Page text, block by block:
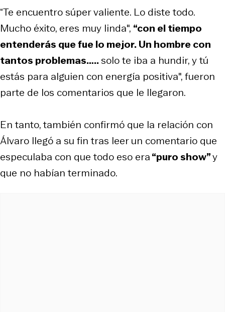
“Te encuentro súper valiente. Lo diste todo.
Mucho éxito, eres muy linda", “con el tiempo
entenderás que fue lo mejor. Un hombre con
tantos problemas…..solo te iba a hundir, y tú
estás para alguien con energía positiva", fueron
parte de los comentarios que le llegaron.
En tanto, también confirmó que la relación con
Álvaro llegó a su fin tras leer un comentario que
especulaba con que todo eso era“puro show”y
que no habían terminado.